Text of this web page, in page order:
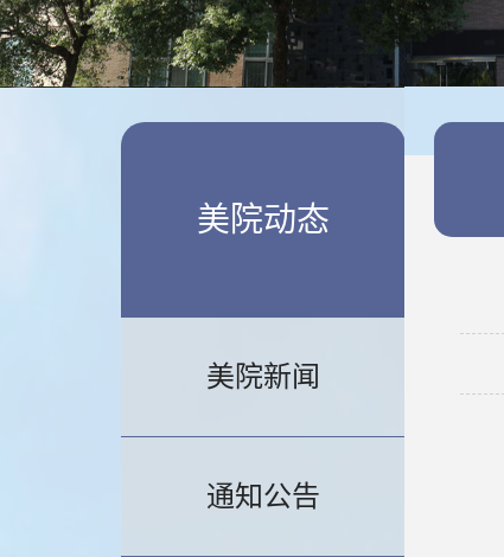
美院动态
美院新闻
通知公告